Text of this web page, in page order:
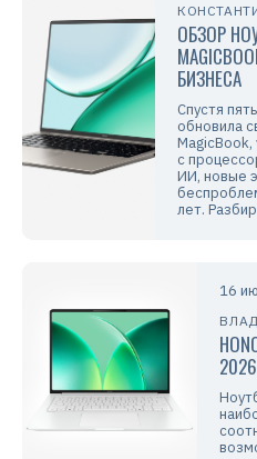
ОБЗОР
БИЗНЕСА
Спустя
обновила
с
ИИ, новые
лет.
16
2026